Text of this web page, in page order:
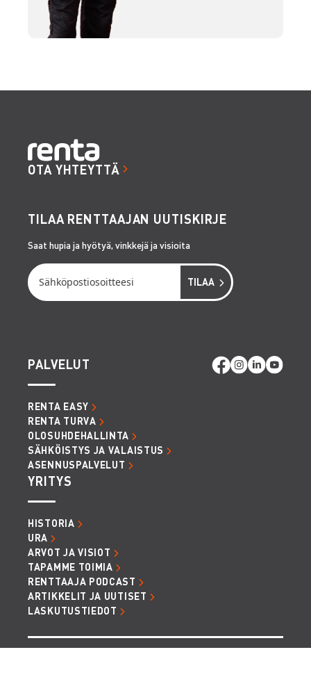
OTA YHTEYTTÄ
TILAA RENTTAAJAN UUTISKIRJE
Saat hupia ja hyötyä, vinkkejä ja visioita
PALVELUT
RENTA EASY
RENTA TURVA
OLOSUHDEHALLINTA
SÄHKÖISTYS JA VALAISTUS
ASENNUSPALVELUT
YRITYS
HISTORIA
URA
ARVOT JA VISIOT
TAPAMME TOIMIA
RENTTAAJA PODCAST
ARTIKKELIT JA UUTISET
LASKUTUSTIEDOT